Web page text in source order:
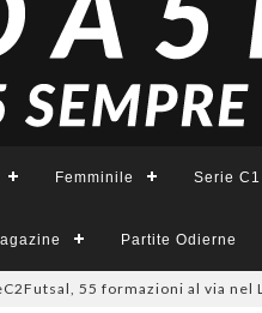
Femminile Serie C1
Partite Odierne
55 formazioni al via nel